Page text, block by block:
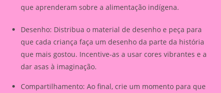
que aprenderam sobre a alimentação indígena.
Desenho: Distribua o material de desenho e peça para
que cada criança faça um desenho da parte da história
que mais gostou. Incentive-as a usar cores vibrantes e a
dar asas à imaginação.
Compartilhamento: Ao final, crie um momento para que